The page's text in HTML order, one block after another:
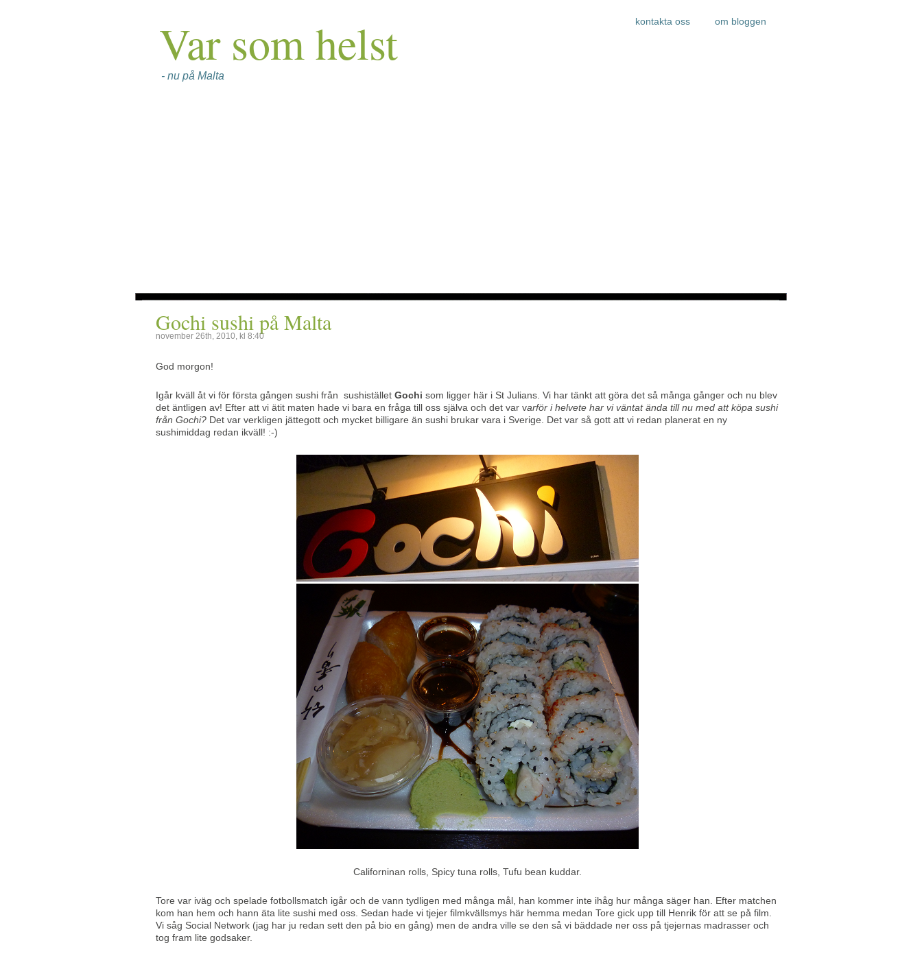
kontakta oss om bloggen
Var som helst
- nu på Malta
Gochi sushi på Malta
november 26th, 2010, kl 8:40
God morgon!
Igår kväll åt vi för första gången sushi från sushistället Gochi som ligger här i St Julians. Vi har tänkt att göra det så många gånger och nu blev
det äntligen av! Efter att vi ätit maten hade vi bara en fråga till oss själva och det var varför i helvete har vi väntat ända till nu med att köpa sushi
från Gochi? Det var verkligen jättegott och mycket billigare än sushi brukar vara i Sverige. Det var så gott att vi redan planerat en ny
sushimiddag redan ikväll! :-)
Californinan rolls, Spicy tuna rolls, Tufu bean kuddar.
Tore var iväg och spelade fotbollsmatch igår och de vann tydligen med många mål, han kommer inte ihåg hur många säger han. Efter matchen
kom han hem och hann äta lite sushi med oss. Sedan hade vi tjejer filmkvällsmys här hemma medan Tore gick upp till Henrik för att se på film.
Vi såg Social Network (jag har ju redan sett den på bio en gång) men de andra ville se den så vi bäddade ner oss på tjejernas madrasser och
tog fram lite godsaker.